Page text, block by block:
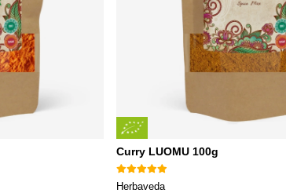
Curry LUOMU 100g
Herbaveda